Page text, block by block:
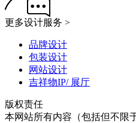
更多设计服务 >
品牌设计
包装设计
网站设计
吉祥物IP/ 展厅
版权责任
本网站所有内容（包括但不限